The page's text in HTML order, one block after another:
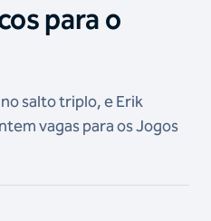
para o
salto triplo, e Erik
vagas para os Jogos